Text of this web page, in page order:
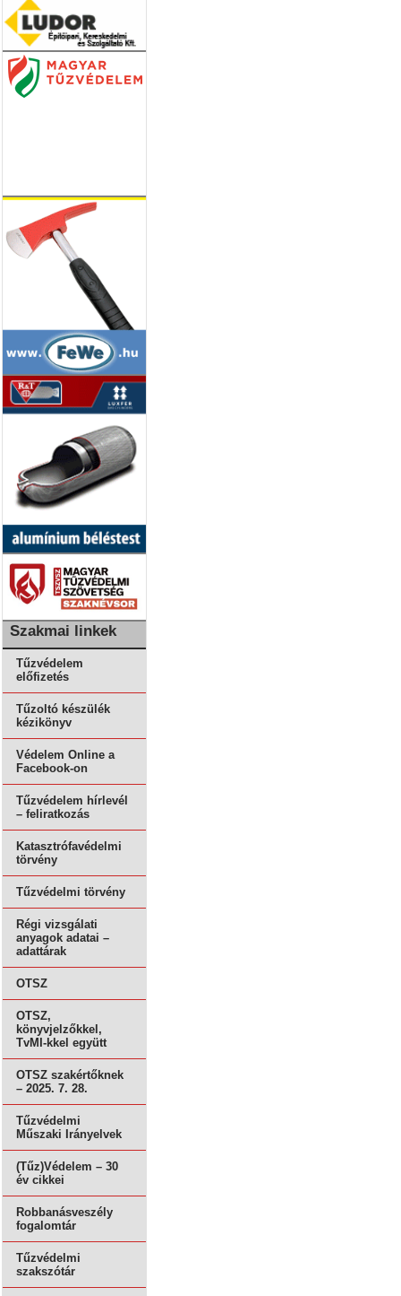
Szakmai linkek
Tűzvédelem
előfizetés
Tűzoltó készülék
kézikönyv
Védelem Online a
Facebook-on
Tűzvédelem hírlevél
– feliratkozás
Katasztrófavédelmi
törvény
Tűzvédelmi törvény
Régi vizsgálati
anyagok adatai –
adattárak
OTSZ
OTSZ,
könyvjelzőkkel,
TvMI-kkel együtt
OTSZ szakértőknek
– 2025. 7. 28.
Tűzvédelmi
Műszaki Irányelvek
(Tűz)Védelem – 30
év cikkei
Robbanásveszély
fogalomtár
Tűzvédelmi
szakszótár